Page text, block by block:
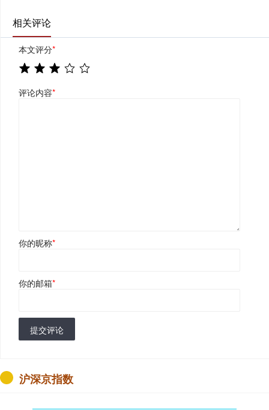
相关评论
本文评分*
评论内容*
你的昵称*
你的邮箱*
提交评论
沪深京指数